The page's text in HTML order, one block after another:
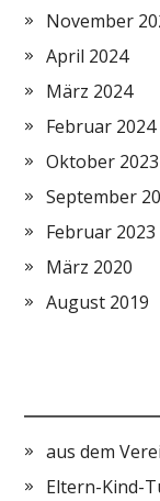
November
April 2024
März 2024
Februar 2024
Oktober 2023
September
Februar 2023
März 2020
August 2019
aus dem
Eltern-Kind-